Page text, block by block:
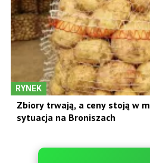
RYNEK
Zbiory trwają, a ceny stoją w
sytuacja na Broniszach